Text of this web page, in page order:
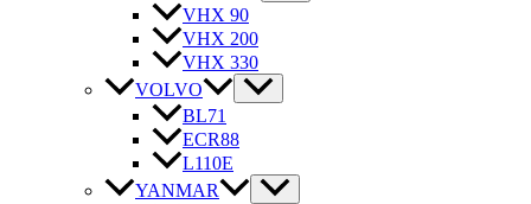
VHX 90
VHX 200
VHX 330
VOLVO
BL71
ECR88
L110E
YANMAR